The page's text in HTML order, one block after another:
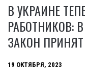
В УКРАИНЕ
РАБОТНИКОВ:
ЗАКОН ПРИНЯТ
19 ОКТЯБРЯ, 2023